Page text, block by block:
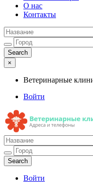
О нас
Контакты
×
Ветеринарные
Войти
Ветеринарные клиники
Адреса и телефоны
Войти